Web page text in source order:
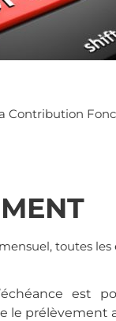
Contribution
toutes
est
le prélèvement